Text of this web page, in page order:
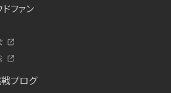
ファン
プログ